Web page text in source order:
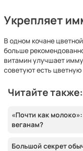
Укрепляет
В одном кочане
больше
витамин улучшает
советуют есть
Читайте также:
«Почти как
веганам?
Большой секрет